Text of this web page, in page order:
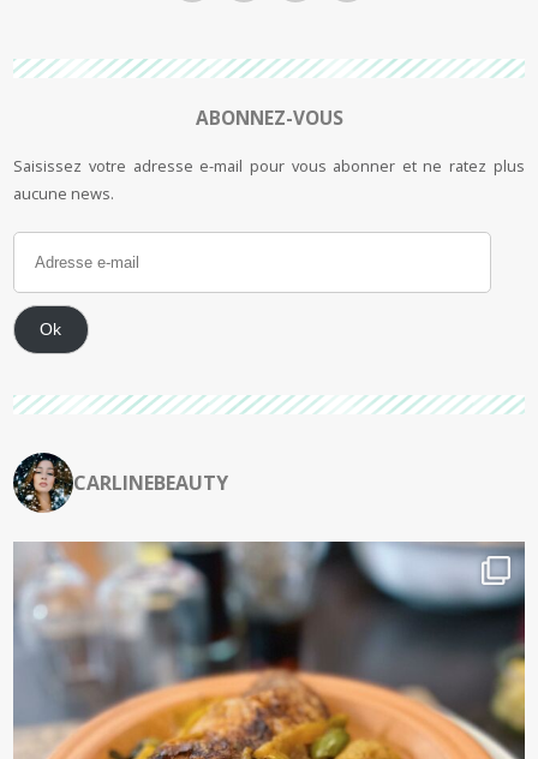
ABONNEZ-VOUS
Saisissez votre adresse e-mail pour vous abonner et ne ratez plus
aucune news.
Ok
CARLINEBEAUTY